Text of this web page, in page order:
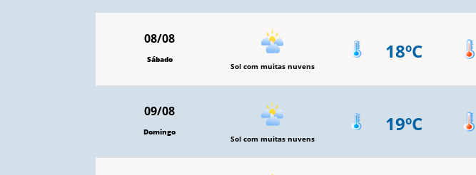
08/08
Sábado
Sol com muitas nuvens
18ºC
09/08
Domingo
Sol com muitas nuvens
19ºC